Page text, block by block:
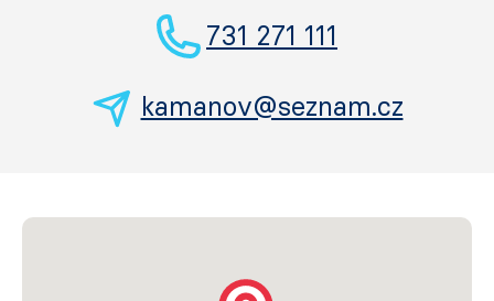
731 271 111
kamanov@seznam.cz